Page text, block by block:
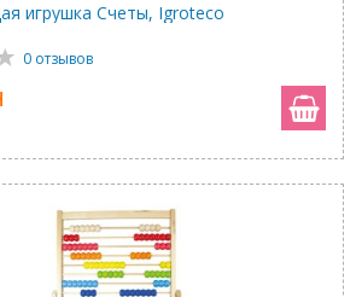
игрушка Счеты, Igroteco
0 отзывов